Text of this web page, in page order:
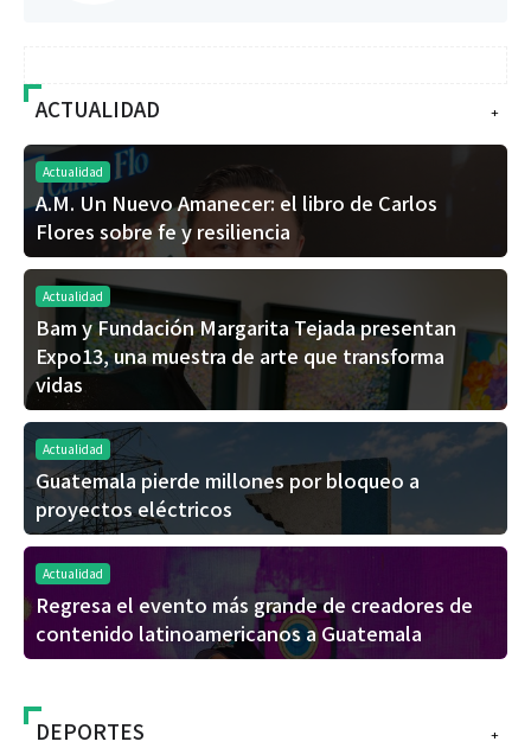
+
ACTUALIDAD
Actualidad
A.M. Un Nuevo Amanecer: el libro de Carlos
Flores sobre fe y resiliencia
Actualidad
Bam y Fundación Margarita Tejada presentan
Expo13, una muestra de arte que transforma
vidas
Actualidad
Guatemala pierde millones por bloqueo a
proyectos eléctricos
Actualidad
Regresa el evento más grande de creadores de
contenido latinoamericanos a Guatemala
+
DEPORTES